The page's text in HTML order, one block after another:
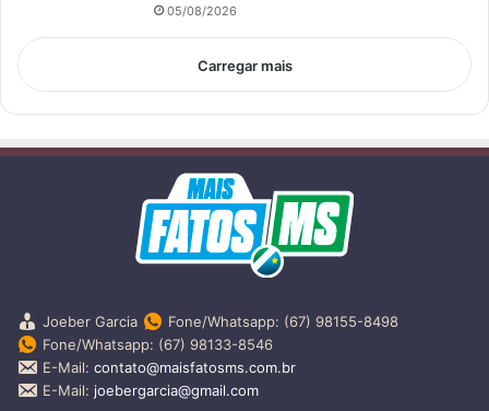
05/08/2026
Carregar mais
Joeber Garcia
Fone/Whatsapp: (67) 98155-8498
Fone/Whatsapp: (67) 98133-8546
E-Mail: contato@maisfatosms.com.br
E-Mail: joebergarcia@gmail.com